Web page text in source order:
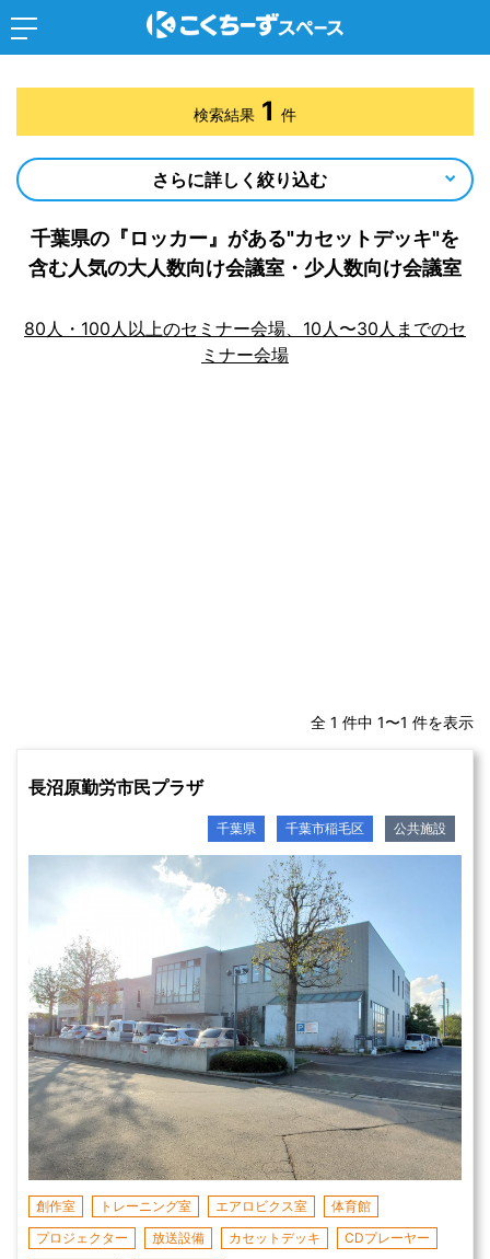
千葉県の『ロッカー』がある"カセットデッキ"を
含む人気の大人数向け会議室・少人数向け会議室
80人・100人以上のセミナー会場、10人〜30人までのセ
ミナー会場
全 1 件中 1〜1 件を表示
長沼原勤労市民プラザ
千葉県 千葉市稲毛区 公共施設
創作室 トレーニング室 エアロビクス室
体育館
プロジェクター
放送設備 カセットデッキ
CDプレーヤー
検索結果 1 件
さらに詳しく絞り込む